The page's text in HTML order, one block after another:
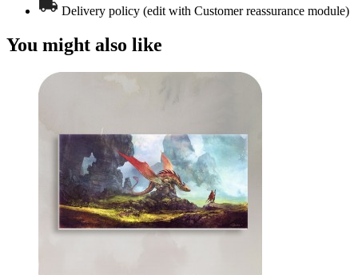
Delivery policy (edit with Customer reassurance module)
You might also like